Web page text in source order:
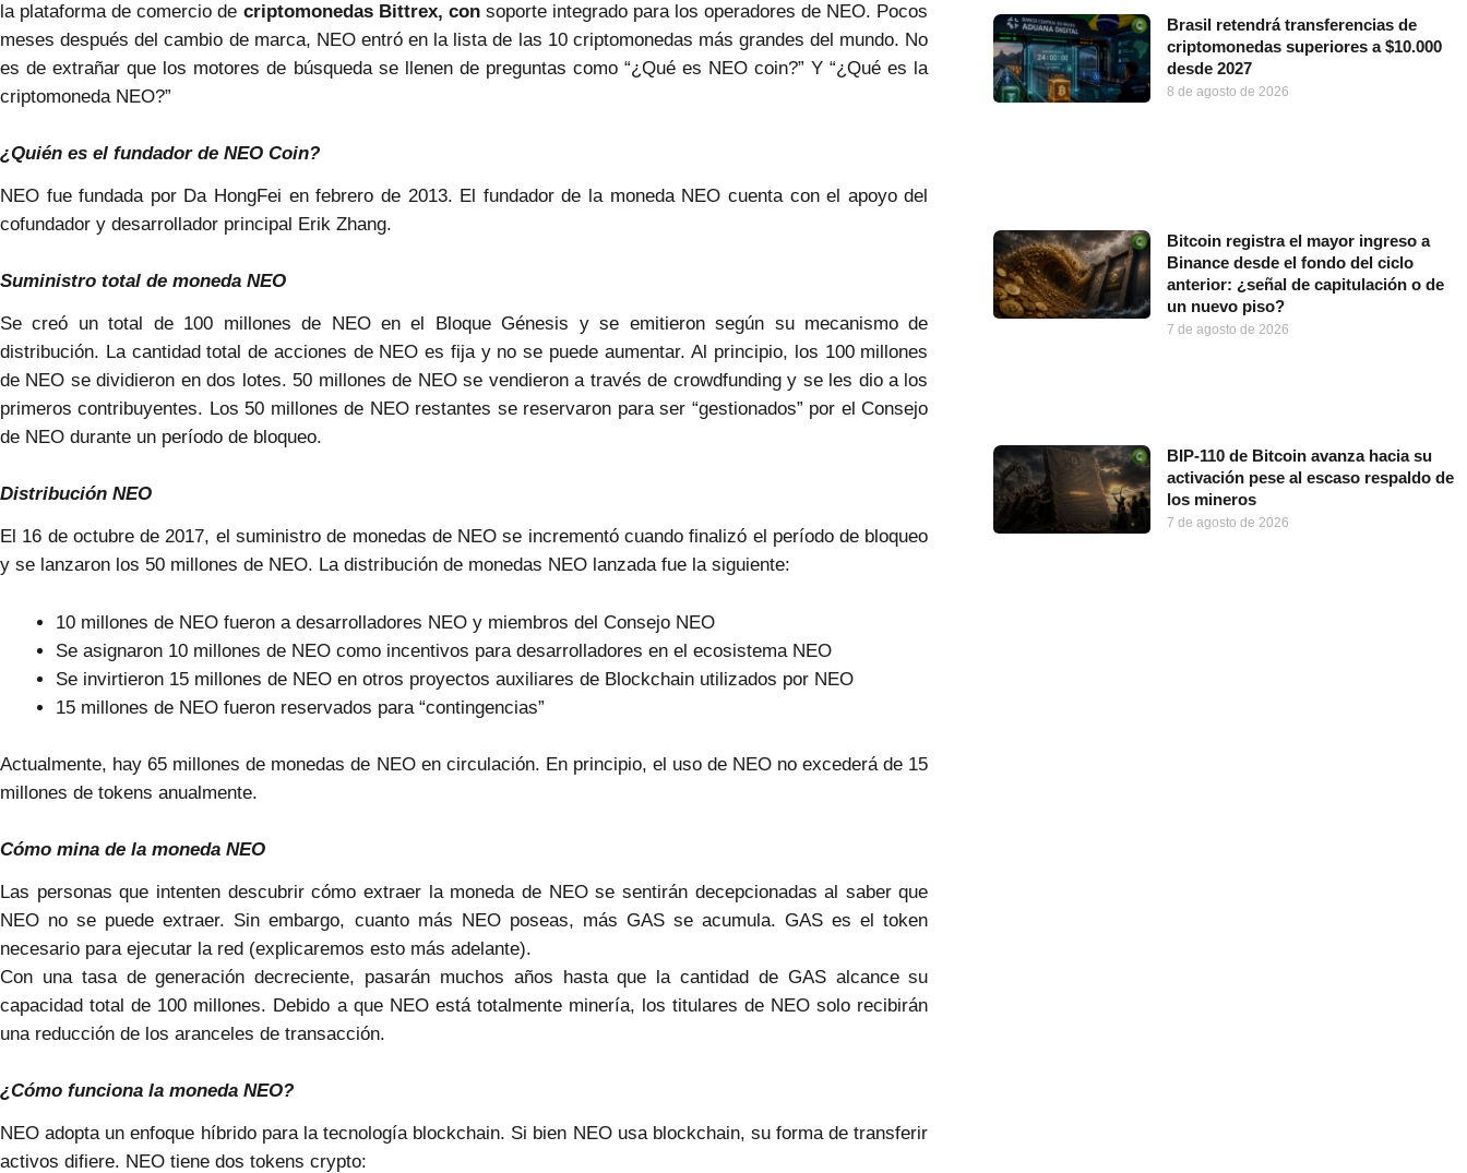
la plataforma de comercio de criptomonedas Bittrex, consoporte integrado para los operadores de NEO. Pocos
meses después del cambio de marca, NEO entró en la lista de las 10 criptomonedas más grandes del mundo. No
es de extrañar que los motores de búsqueda se llenen de preguntas como “¿Qué es NEO coin?” Y “¿Qué es la
criptomoneda NEO?”
¿Quién es el fundador de NEO Coin?
NEO fue fundada por Da HongFei en febrero de 2013. El fundador de la moneda NEO cuenta con el apoyo del
cofundador y desarrollador principal Erik Zhang.
Suministro total de moneda NEO
Se creó un total de 100 millones de NEO en el Bloque Génesis y se emitieron según su mecanismo de
distribución. La cantidad total de acciones de NEO es fija y no se puede aumentar. Al principio, los 100 millones
de NEO se dividieron en dos lotes. 50 millones de NEO se vendieron a través de crowdfunding y se les dio a los
primeros contribuyentes. Los 50 millones de NEO restantes se reservaron para ser “gestionados” por el Consejo
de NEO durante un período de bloqueo.
Distribución NEO
El 16 de octubre de 2017, el suministro de monedas de NEO se incrementó cuando finalizó el período de bloqueo
y se lanzaron los 50 millones de NEO. La distribución de monedas NEO lanzada fue la siguiente:
10 millones de NEO fueron a desarrolladores NEO y miembros del Consejo NEO
Se asignaron 10 millones de NEO como incentivos para desarrolladores en el ecosistema NEO
Se invirtieron 15 millones de NEO en otros proyectos auxiliares de Blockchain utilizados por NEO
15 millones de NEO fueron reservados para “contingencias”
Actualmente, hay 65 millones de monedas de NEO en circulación. En principio, el uso de NEO no excederá de 15
millones de tokens anualmente.
Cómo mina de la moneda NEO
Las personas que intenten descubrir cómo extraer la moneda de NEO se sentirán decepcionadas al saber que
NEO no se puede extraer. Sin embargo, cuanto más NEO poseas, más GAS se acumula. GAS es el token
necesario para ejecutar la red (explicaremos esto más adelante).
Con una tasa de generación decreciente, pasarán muchos años hasta que la cantidad de GAS alcance su
capacidad total de 100 millones. Debido a que NEO está totalmente minería, los titulares de NEO solo recibirán
una reducción de los aranceles de transacción.
¿Cómo funciona la moneda NEO?
NEO adopta un enfoque híbrido para la tecnología blockchain. Si bien NEO usa blockchain, su forma de transferir
activos difiere. NEO tiene dos tokens crypto:
Brasil retendrá transferencias de
criptomonedas superiores a $10.000
desde 2027
8 de agosto de 2026
Bitcoin registra el mayor ingreso a
Binance desde el fondo del ciclo
anterior: ¿señal de capitulación o de
un nuevo piso?
7 de agosto de 2026
BIP-110 de Bitcoin avanza hacia su
activación pese al escaso respaldo de
los mineros
7 de agosto de 2026